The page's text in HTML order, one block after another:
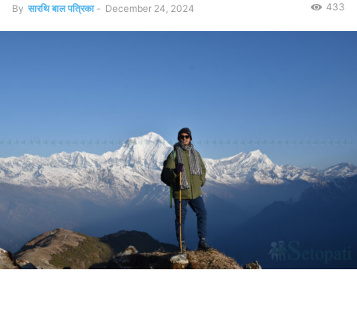
By सारथि बाल पत्रिका - December 24, 2024 433